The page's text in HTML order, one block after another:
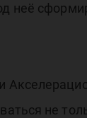
неё
не